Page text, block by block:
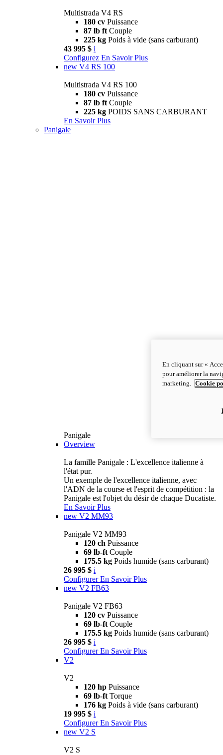
Multistrada V4 RS
180 cv Puissance
87 lb ft Couple
225 kg Poids à vide (sans carburant)
43 995 $ i
Configurez En Savoir Plus
new V4 RS 100
Multistrada V4 RS 100
180 cv Puissance
87 lb ft Couple
225 kg POIDS SANS CARBURANT
En Savoir Plus
Panigale
Panigale
Overview
La famille Panigale : L'excellence italienne à
l'état pur.
Un exemple de l'excellence italienne, avec
l'ADN de la course et l'esprit de compétition : la
Panigale est l'objet du désir de chaque Ducatiste.
En Savoir Plus
new V2 MM93
Panigale V2 MM93
120 ch Puissance
69 lb-ft Couple
175.5 kg Poids humide (sans carburant)
26 995 $ i
Configurer En Savoir Plus
new V2 FB63
Panigale V2 FB63
120 cv Puissance
69 lb-ft Couple
175.5 kg Poids humide (sans carburant)
26 995 $ i
Configurer En Savoir Plus
V2
V2
120 hp Puissance
69 lb-ft Torque
176 kg Poids à vide (sans carburant)
19 995 $ i
Configurer En Savoir Plus
new V2 S
V2 S
En cliquant sur «
pour améliorer la
marketing.
Cookie